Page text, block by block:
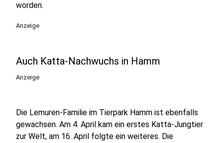
worden.
Anzeige
Auch Katta-Nachwuchs in Hamm
Anzeige
Die Lemuren-Familie im Tierpark Hamm ist ebenfalls
gewachsen. Am 4. April kam ein erstes Katta-Jungtier
zur Welt, am 16. April folgte ein weiteres. Die